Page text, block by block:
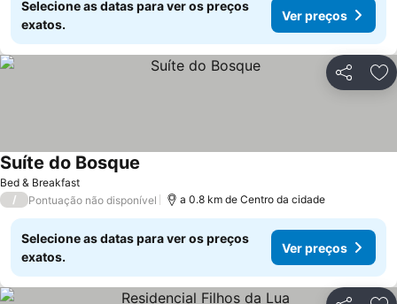
Selecione as datas para ver os preços
exatos.
Ver preços
Partilhar
Bed & Breakfast
Suíte do Bosque
/ Pontuação não disponível a 0.8 km de Centro da cidade
Selecione as datas para ver os preços
exatos.
Ver preços